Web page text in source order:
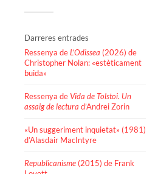
Darreres entrades
Ressenya deL’Odissea (2026) de
Christopher Nolan: «estèticament
buida»
Ressenya de Vida de Tolstoi. Un
assaig de lectura d’Andrei Zorin
«Un suggeriment inquietat» (1981)
d’Alasdair MacIntyre
Republicanisme (2015) de Frank